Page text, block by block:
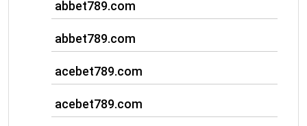
abbet789.com
abbet789.com
acebet789.com
acebet789.com